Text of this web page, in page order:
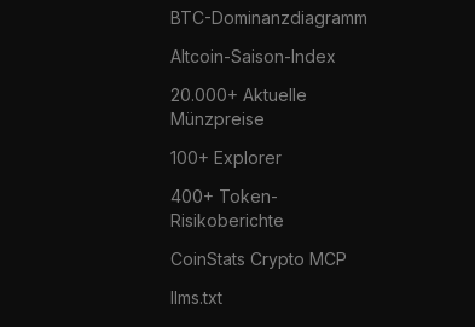
BTC-Dominanzdiagramm
Altcoin-Saison-Index
20.000+ Aktuelle
Münzpreise
100+ Explorer
400+ Token-
Risikoberichte
CoinStats Crypto MCP
llms.txt